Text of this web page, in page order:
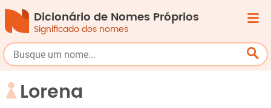
Dicionário de Nomes Próprios
Significado dos nomes
Lorena